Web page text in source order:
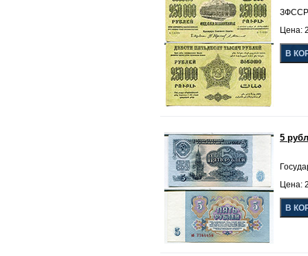
ЗФССР,
Цена:
5
Цена: